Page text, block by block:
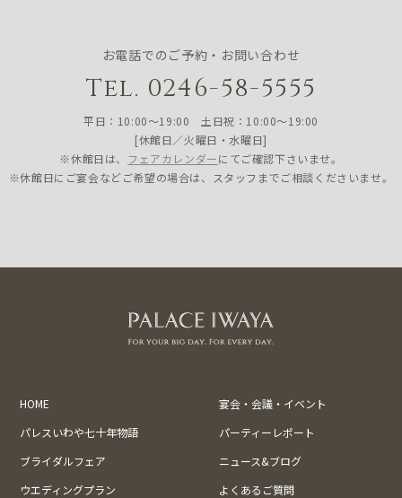
お電話でのご予約・お問い合わせ
Tel. 0246-58-5555
平日：10:00〜19:00 土日祝：10:00〜19:00
[休館日／火曜日・水曜日]
※休館日は、 フェアカレンダーにてご確認下さいませ。
※休館日にご宴会などご希望の場合は、スタッフまでご相談くださいませ。
HOME
宴会・会議・イベント
パレスいわや七十年物語
パーティーレポート
ブライダルフェア
ニュース&ブログ
ウエディングプラン
よくあるご質問